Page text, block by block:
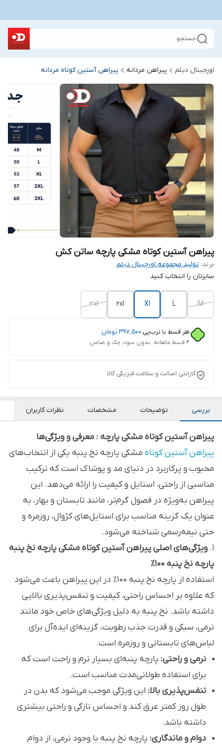
جستجو
اورجینال دیلم پیراهن مردانه پیراهن آستین کوتاه مردانه
پیراهن آستین کوتاه مشکی پارچه ساتن کش
برند: تولید مجموعه اورجینال دیلم
سایزتان را انتخاب کنید
M
L
Xl
2xl
3xl
هر قسط با ترب‌پی:۳۹۷٬۵۰۰ تومان
۴ قسط ماهانه. بدون سود، چک و ضامن.
گارانتی اصالت و سلامت فیزیکی کالا
بررسی توضیحات مشخصات نظرات کاربران
پیراهن آستین کوتاه مشکی پارچه : معرفی و ویژگی‌ها
پیراهن آستین کوتاه مشکی پارچه نخ پنبه یکی از انتخاب‌های
محبوب و پرکاربرد در دنیای مد و پوشاک است که ترکیب
مناسبی از راحتی، استایل و کیفیت را ارائه می‌دهد. این
پیراهن به‌ویژه در فصول گرم‌تر، مانند تابستان و بهار، به
عنوان یک گزینه مناسب برای استایل‌های کژوال، روزمره و
حتی نیمه‌رسمی شناخته می‌شود.
1. ویژگی‌های اصلی پیراهن آستین کوتاه مشکی پارچه نخ پنبه
پارچه نخ پنبه ۱۰۰٪
استفاده از پارچه نخ پنبه ۱۰۰٪ در این پیراهن باعث می‌شود
که علاوه بر احساس راحتی، کیفیت و تنفس‌پذیری بالایی
داشته باشد. نخ پنبه به دلیل ویژگی‌های خاص خود مانند
نرمی، سبکی و قدرت جذب رطوبت، گزینه‌ای ایده‌آل برای
لباس‌های تابستانی و روزمره است.
نرمی و راحتی: پارچه پنبه‌ای بسیار نرم و راحت است که
برای استفاده طولانی‌مدت مناسب است.
تنفس‌پذیری بالا: این ویژگی موجب می‌شود که بدن در
طول روز کمتر عرق کند و احساس تازگی و راحتی بیشتری
داشته باشد.
دوام و ماندگاری: پارچه نخ پنبه با وجود نرمی، از دوام